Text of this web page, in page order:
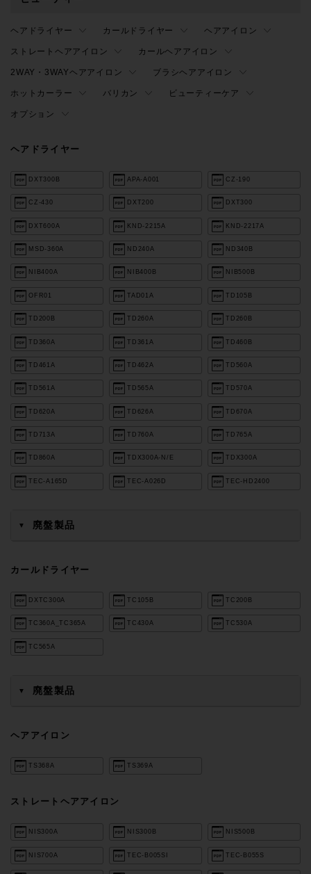
ヘアドライヤー カールドライヤー ヘアアイロン
ストレートヘアアイロン カールヘアアイロン
2WAY・3WAYヘアアイロン ブラシヘアアイロン
ホットカーラー バリカン ビューティーケア
オプション
ヘアドライヤー
DXT300B APA-A001 CZ-190
CZ-430 DXT200 DXT300
DXT600A KND-2215A KND-2217A
MSD-360A ND240A ND340B
NIB400A NIB400B NIB500B
OFR01 TAD01A TD105B
TD200B TD260A TD260B
TD360A TD361A TD460B
TD461A TD462A TD560A
TD561A TD565A TD570A
TD620A TD626A TD670A
TD713A TD760A TD765A
TD860A TDX300A-N/E TDX300A
TEC-A165D TEC-A026D TEC-HD2400
▼ 廃盤製品
カールドライヤー
DXTC300A TC105B TC200B
TC360A_TC365A TC430A TC530A
TC565A
▼ 廃盤製品
ヘアアイロン
TS368A TS369A
ストレートヘアアイロン
NIS300A NIS300B NIS500B
NIS700A TEC-B005SI TEC-B055S